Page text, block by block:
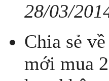
28/03/
Chia sẻ
mới mua